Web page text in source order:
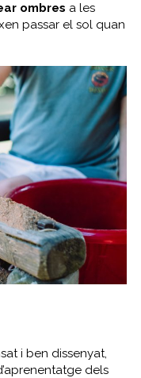
ombres a les
passar el sol quan
i ben dissenyat,
dels